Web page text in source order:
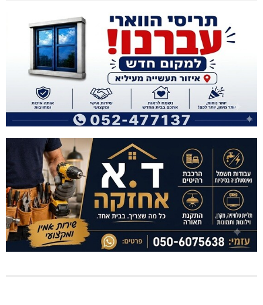
Facebook
WhatsApp
Email
Twitter
Copy
Link
Share
כתובת : ערוגות 26